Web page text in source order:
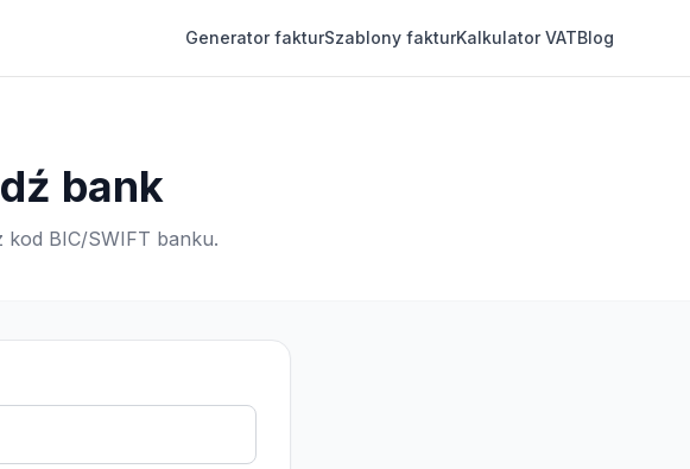
Generator fakturSzablony fakturKalkulator VATBlog
bank
BIC/SWIFT banku.